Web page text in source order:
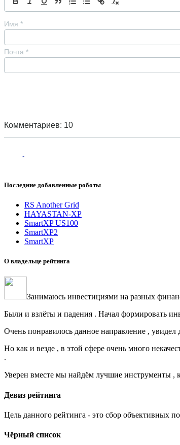
Имя *
Почта *
Комментариев: 10
Последние добавленные роботы
RS Another Grid
HAYASTAN-XP
SmartXP US100
SmartXP2
SmartXP
О владельце рейтинга
Занимаюсь инвестициями на разных
Были и взлёты и падения . Начал формировать
Очень понравилось данное направление ,
Но как и везде , в этой сфере очень много
.
Уверен вместе мы найдём лучшие инструменты ,
Девиз рейтинга
Цель данного рейтинга - это сбор объективных
Чёрный список